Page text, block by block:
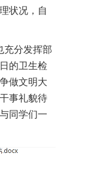
状况，自
充分发挥部
的卫生检
做文明大
事礼貌待
同学们一